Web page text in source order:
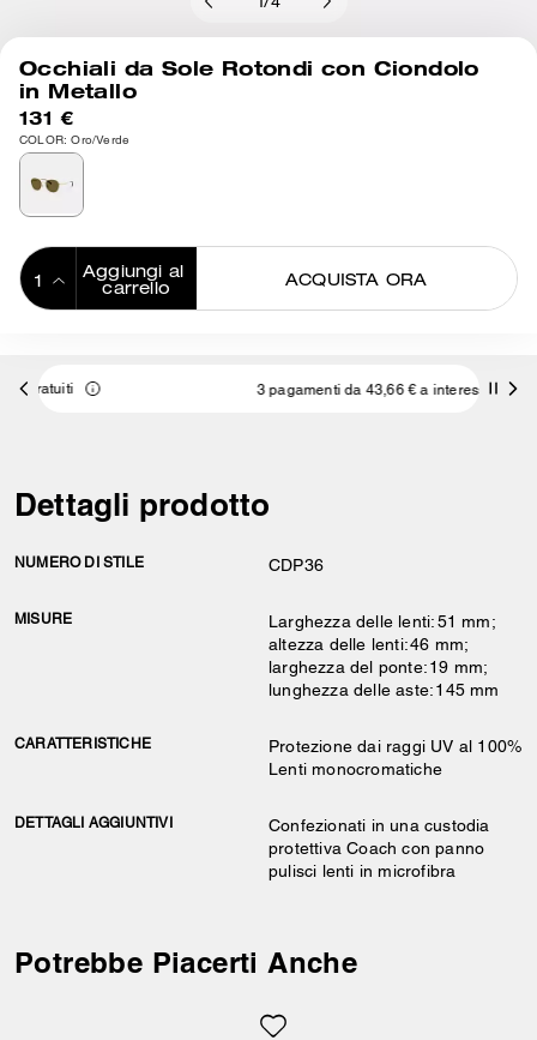
/4
Occhiali da Sole Rotondi con Ciondolo
in Metallo
131 €
COLOR: Oro/Verde
Aggiungi al
carrello
ACQUISTA ORA
3 pagamenti da 43,66 € a interessi 0% con
Dettagli prodotto
NUMERO DI STILE CDP36
MISURE
Larghezza delle lenti: 51 mm;
altezza delle lenti: 46 mm;
larghezza del ponte: 19 mm;
lunghezza delle aste: 145 mm
CARATTERISTICHE
Protezione dai raggi UV al 100%
Lenti monocromatiche
DETTAGLI AGGIUNTIVI
Confezionati in una custodia
protettiva Coach con panno
pulisci lenti in microfibra
Potrebbe Piacerti Anche